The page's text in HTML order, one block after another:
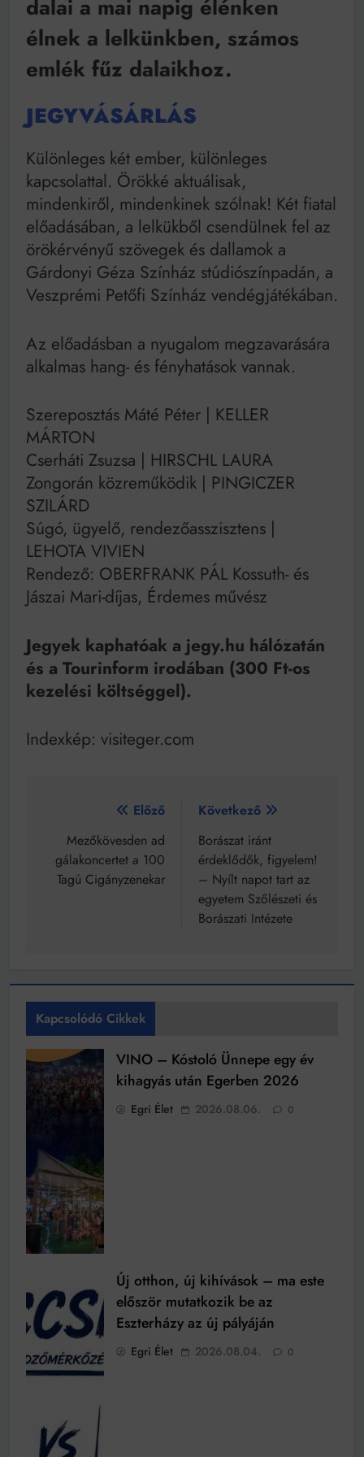
dalai a mai napig élénken
élnek a lelkünkben, számos
emlék fűz dalaikhoz.
JEGYVÁSÁRLÁS
Különleges két ember, különleges
kapcsolattal. Örökké aktuálisak,
mindenkiről, mindenkinek szólnak! Két fiatal
előadásában, a lelkükből csendülnek fel az
örökérvényű szövegek és dallamok a
Gárdonyi Géza Színház stúdiószínpadán, a
Veszprémi Petőfi Színház vendégjátékában.
Az előadásban a nyugalom megzavarására
alkalmas hang- és fényhatások vannak.
Szereposztás Máté Péter | KELLER
MÁRTON
Cserháti Zsuzsa | HIRSCHL LAURA
Zongorán közreműködik | PINGICZER
SZILÁRD
Súgó, ügyelő, rendezőasszisztens |
LEHOTA VIVIEN
Rendező: OBERFRANK PÁL Kossuth- és
Jászai Mari-díjas, Érdemes művész
Jegyek kaphatóak a jegy.hu hálózatán
és a Tourinform irodában (300 Ft-os
kezelési költséggel).
Indexkép: visiteger.com
Bejegyzés
navigáció
Előző
Mezőkövesden ad
gálakoncertet a 100
Tagú Cigányzenekar
Következő
Borászat iránt
érdeklődők, figyelem!
– Nyílt napot tart az
egyetem Szőlészeti és
Borászati Intézete
Kapcsolódó Cikkek
VINO – Kóstoló Ünnepe egy év
kihagyás után Egerben 2026
Egri Élet 2026.08.06. 0
Új otthon, új kihívások – ma este
először mutatkozik be az
Eszterházy az új pályáján
Egri Élet 2026.08.04. 0